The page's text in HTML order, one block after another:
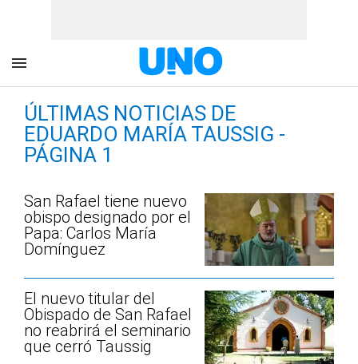
ÚLTIMAS NOTICIAS DE
EDUARDO MARÍA TAUSSIG -
PÁGINA 1
San Rafael tiene nuevo
obispo designado por el
Papa: Carlos María
Domínguez
El nuevo titular del
Obispado de San Rafael
no reabrirá el seminario
que cerró Taussig